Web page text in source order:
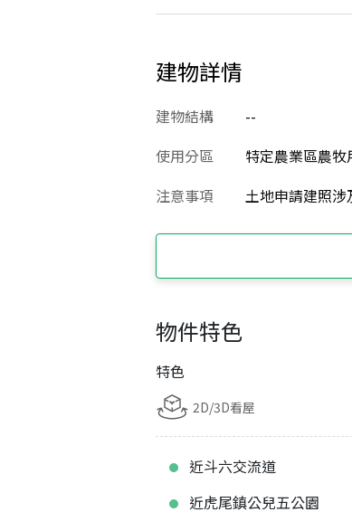
建物詳情
建物結構 --
使用分區
特定農業區農牧
注意事項
土地申請建照涉
物件特色
特色
2D/3D看屋
近斗六交流道
近虎尾鎮公兒五公園